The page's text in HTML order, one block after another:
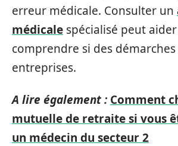
erreur médicale. Consulter un
médicale spécialisé peut
comprendre si des
entreprises.
A lire également : Comment
mutuelle de retraite si vous
un médecin du secteur 2